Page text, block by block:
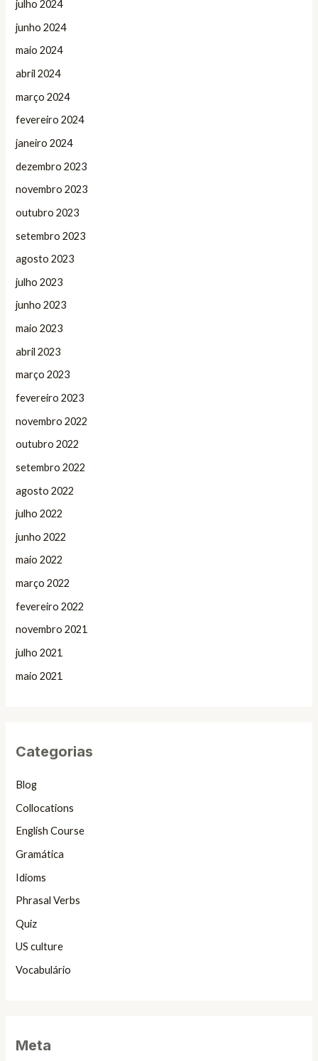
julho 2024
junho 2024
maio 2024
abril 2024
março 2024
fevereiro 2024
janeiro 2024
dezembro 2023
novembro 2023
outubro 2023
setembro 2023
agosto 2023
julho 2023
junho 2023
maio 2023
abril 2023
março 2023
fevereiro 2023
novembro 2022
outubro 2022
setembro 2022
agosto 2022
julho 2022
junho 2022
maio 2022
março 2022
fevereiro 2022
novembro 2021
julho 2021
maio 2021
Categorias
Blog
Collocations
English Course
Gramática
Idioms
Phrasal Verbs
Quiz
US culture
Vocabulário
Meta